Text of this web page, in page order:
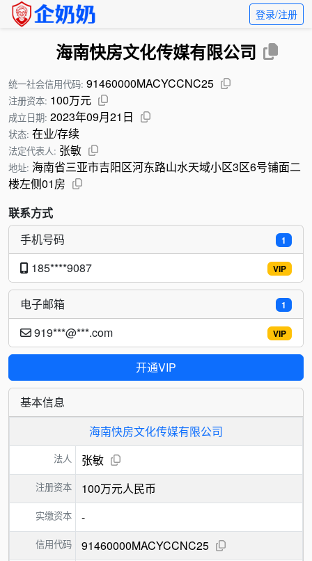
登录/注册
海南快房文化传媒有限公司
统一社会信用代码: 91460000MACYCCNC25
注册资本: 100万元
成立日期: 2023年09月21日
状态: 在业/存续
法定代表人: 张敏
地址: 海南省三亚市吉阳区河东路山水天域小区3区6号铺面二
楼左侧01房
联系方式
1
手机号码
VIP
185****9087
1
电子邮箱
VIP
919***@***.com
开通VIP
基本信息
海南快房文化传媒有限公司
法人 张敏
注册资本 100万元人民币
实缴资本 -
信用代码 91460000MACYCCNC25